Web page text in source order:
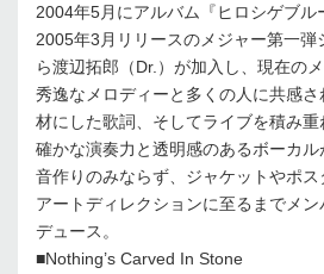
2004年5月にアルバム『ヒロシゲブル
2005年3月リリースのメジャー第一弾
ら渡辺拓郎（Dr.）が加入し、現在の
秀逸なメロディーと多くの人に共感
材にした歌詞、そしてライブを積み
確かな演奏力と透明感のあるボーカル
音作りのみならず、ジャケットやポ
アートディレクションに至るまでメ
デュース。
■Nothing’s Carved In Stone